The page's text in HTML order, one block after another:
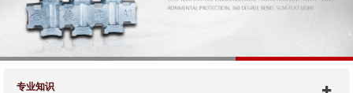
专业知识